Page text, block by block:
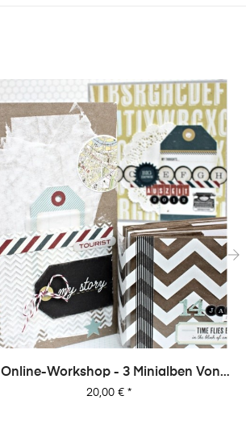
Online-Workshop - 3 Minialben Von
Dani
Preis
20,00 €*